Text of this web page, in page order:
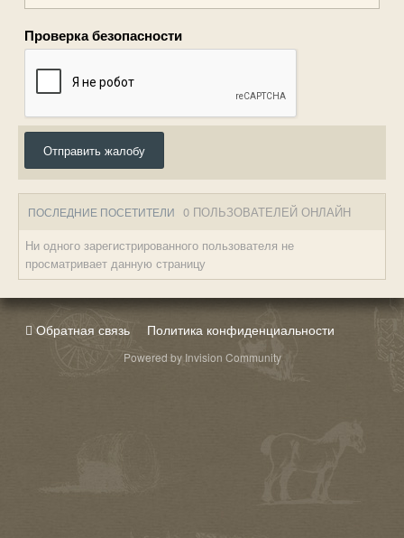
Проверка безопасности
Отправить жалобу
ПОСЛЕДНИЕ ПОСЕТИТЕЛИ 0 ПОЛЬЗОВАТЕЛЕЙ ОНЛАЙН
Ни одного зарегистрированного пользователя не
просматривает данную страницу
Обратная связь Политика конфиденциальности
Powered by Invision Community